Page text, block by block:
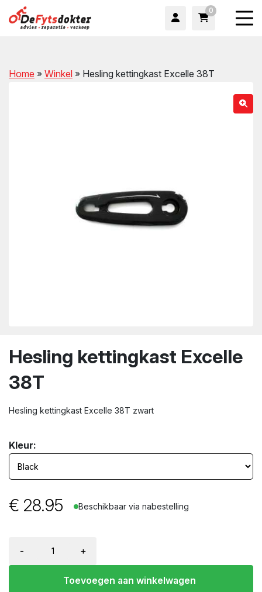
0
Home » Winkel » Hesling kettingkast Excelle 38T
Hesling kettingkast Excelle
38T
Hesling kettingkast Excelle 38T zwart
Kleur:
€ 28.95 Beschikbaar via nabestelling
- +
Toevoegen aan winkelwagen